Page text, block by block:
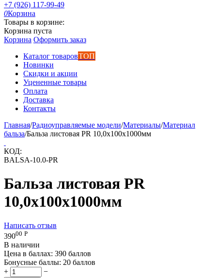
+7 (926) 117-99-49
0Корзина
Товары в корзине:
Корзина пуста
Корзина Оформить заказ
Каталог товаровТОП
Новинки
Скидки и акции
Уцененные товары
Оплата
Доставка
Контакты
Главная/Радиоуправляемые модели/Материалы/Материал
бальза/Бальза листовая PR 10,0x100x1000мм
КОД:
BALSA-10.0-PR
Бальза листовая PR
10,0x100x1000мм
Написать отзыв
39000 Р
В наличии
Цена в баллах: 390 баллов
Бонусные баллы: 20 баллов
+
−